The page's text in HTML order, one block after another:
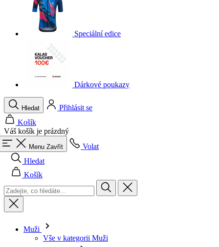
Speciální edice
Dárkové poukazy
Hledat
Přihlásit se
Košík
Váš košík je prázdný
Menu Zavřít
Volat
Hledat
Košík
Muži
Vše v kategorii Muži